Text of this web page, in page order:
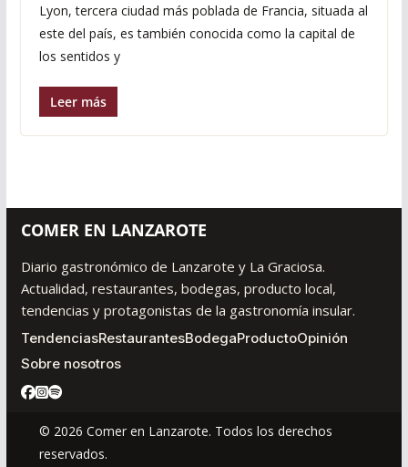
Lyon, tercera ciudad más poblada de Francia, situada al
este del país, es también conocida como la capital de
los sentidos y
Leer más
COMER EN LANZAROTE
Diario gastronómico de Lanzarote y La Graciosa.
Actualidad, restaurantes, bodegas, producto local,
tendencias y protagonistas de la gastronomía insular.
TendenciasRestaurantesBodegaProductoOpinión
Sobre nosotros
© 2026 Comer en Lanzarote. Todos los derechos
reservados.